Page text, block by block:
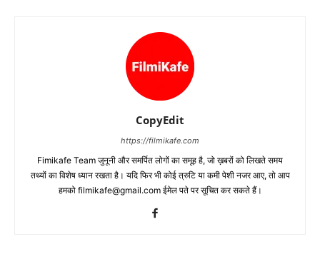
CopyEdit
https://filmikafe.com
Fimikafe Team जुनूनी और समर्पित लोगों का समूह है, जो ख़बरों को लिखते समय
तथ्‍यों का विशेष ध्‍यान रखता है। यदि फिर भी कोई त्रुटि या कमी पेशी नजर आए, तो आप
हमको filmikafe@gmail.com ईमेल पते पर सूचित कर सकते हैं।